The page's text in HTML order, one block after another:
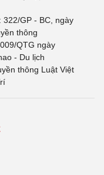
322/GP - BC, ngày
thông
QTG ngày
- Du lịch
thông Luật Việt